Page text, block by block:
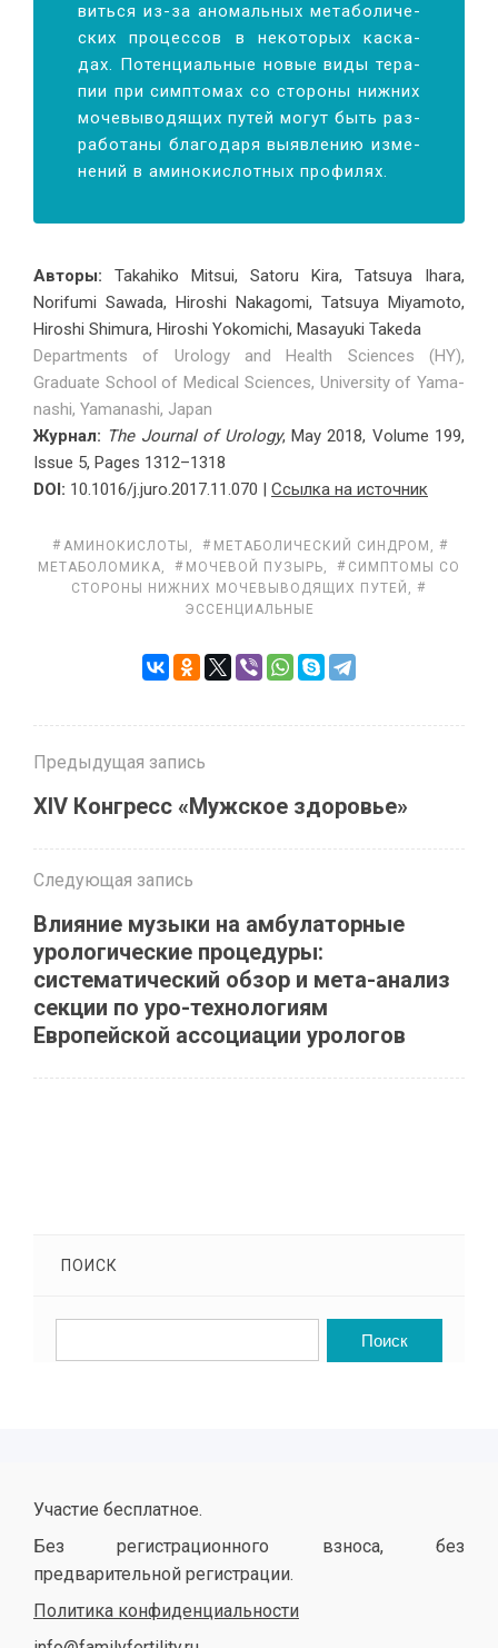
вить­ся из-за ано­маль­ных ме­та­бо­ли­че­
ских про­цес­сов в неко­то­рых кас­ка­
дах. По­тен­ци­аль­ные но­вые ви­ды те­ра­
пии при симп­то­мах со сто­ро­ны ниж­них
мо­че­вы­во­дя­щих пу­тей мо­гут быть раз­
ра­бо­та­ны бла­го­да­ря вы­яв­ле­нию из­ме­
не­ний в ами­но­кис­лот­ных про­филях.
Авторы: Takahiko Mitsui, Satoru Kira, Tatsuya Ihara,
Norifumi Sawada, Hiroshi Nakagomi, Tatsuya Miyamoto,
Hiroshi Shimura, Hiroshi Yokomichi, Masayuki Takeda
Departments of Urology and Health Sciences (HY),
Graduate School of Medical Sciences, University of Yama-
nashi, Yamanashi, Japan
Журнал: The Journal of Urology, May 2018, Volume 199,
Issue 5, Pages 1312–1318
DOI: 10.1016/j.juro.2017.11.070 | Ссылка на источник
АМИНОКИСЛОТЫ , МЕТАБОЛИЧЕСКИЙ СИНДРОМ ,
МЕТАБОЛОМИКА, МОЧЕВОЙ ПУЗЫРЬ,
СИМПТОМЫ СО
СТОРОНЫ НИЖНИХ МОЧЕВЫВОДЯЩИХ ПУТЕЙ ,
ЭССЕНЦИАЛЬНЫЕ
Предыдущая запись
ХIV Конгресс «Мужское здоровье»
Следующая запись
Влияние музыки на амбулаторные
урологические процедуры:
систематический обзор и мета-анализ
секции по уро-технологиям
Европейской ассоциации урологов
ПОИСК
Участие бесплатное.
Без регистрационного взноса, без
предварительной регистрации.
Политика конфиденциальности